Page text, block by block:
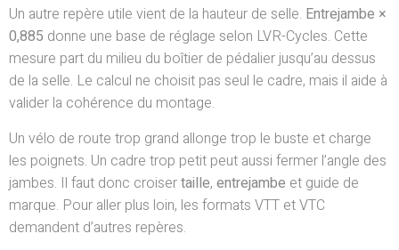
Un autre repère utile vient de la hauteur de selle. Entrejambe ×
0,885 donne une base de réglage selon LVR-Cycles. Cette
mesure part du milieu du boîtier de pédalier jusqu’au dessus
de la selle. Le calcul ne choisit pas seul le cadre, mais il aide à
valider la cohérence du montage.
Un vélo de route trop grand allonge trop le buste et charge
les poignets. Un cadre trop petit peut aussi fermer l’angle des
jambes. Il faut donc croisertaille, entrejambe et guide de
marque. Pour aller plus loin, les formats VTT et VTC
demandent d’autres repères.